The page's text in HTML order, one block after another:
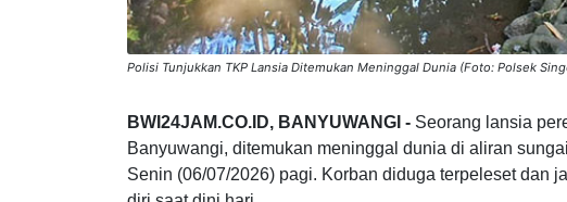
Polisi Tunjukkan TKP Lansia Ditemukan Meninggal Dunia (Foto: Polsek
BWI24JAM.CO.ID, BANYUWANGI -
Seorang lansia